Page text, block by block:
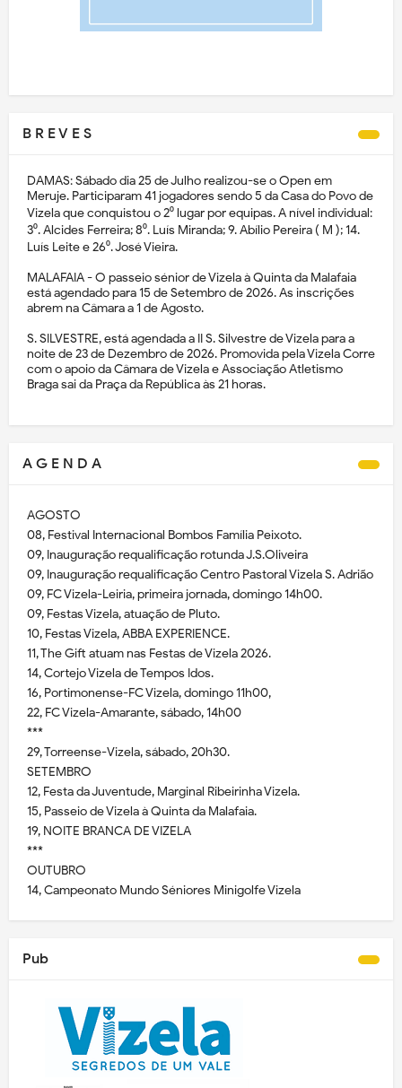
B R E V E S
DAMAS: Sábado dia 25 de Julho realizou-se o Open em
Meruje. Participaram 41 jogadores sendo 5 da Casa do Povo de
Vizela que conquistou o 2⁰ lugar por equipas. A nível individual:
3⁰. Alcides Ferreira; 8⁰. Luís Miranda; 9. Abílio Pereira ( M ); 14.
Luís Leite e 26⁰. José Vieira.
MALAFAIA - O passeio sénior de Vizela à Quinta da Malafaia
está agendado para 15 de Setembro de 2026. As inscrições
abrem na Câmara a 1 de Agosto.
S. SILVESTRE, está agendada a II S. Silvestre de Vizela para a
noite de 23 de Dezembro de 2026. Promovida pela Vizela Corre
com o apoio da Câmara de Vizela e Associação Atletismo
Braga sai da Praça da República às 21 horas.
A G E N D A
AGOSTO
08, Festival Internacional Bombos Família Peixoto.
09, Inauguração requalificação rotunda J.S.Oliveira
09, Inauguração requalificação Centro Pastoral Vizela S. Adrião
09, FC Vizela-Leiria, primeira jornada, domingo 14h00.
09, Festas Vizela, atuação de Pluto.
10, Festas Vizela, ABBA EXPERIENCE.
11, The Gift atuam nas Festas de Vizela 2026.
14, Cortejo Vizela de Tempos Idos.
16, Portimonense-FC Vizela, domingo 11h00,
22, FC Vizela-Amarante, sábado, 14h00
***
29, Torreense-Vizela, sábado, 20h30.
SETEMBRO
12, Festa da Juventude, Marginal Ribeirinha Vizela.
15, Passeio de Vizela à Quinta da Malafaia.
19, NOITE BRANCA DE VIZELA
***
OUTUBRO
14, Campeonato Mundo Séniores Minigolfe Vizela
Pub